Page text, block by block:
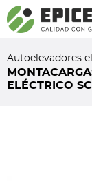
¿Olvidó su
Autoelevadores
ELÉCTRICO